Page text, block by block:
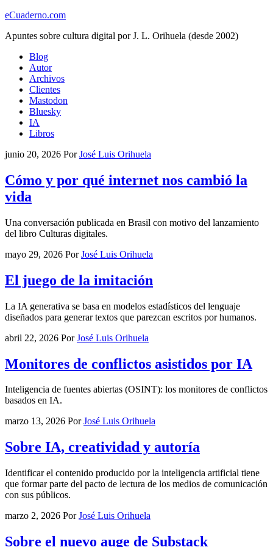
eCuaderno.com
Apuntes sobre cultura digital por J. L. Orihuela (desde 2002)
Blog
Autor
Archivos
Clientes
Mastodon
Bluesky
IA
Libros
junio 20, 2026 PorJosé Luis Orihuela
Cómo y por qué internet nos cambió la
vida
Una conversación publicada en Brasil con motivo del lanzamiento
del libro Culturas digitales.
mayo 29, 2026 PorJosé Luis Orihuela
El juego de la imitación
La IA generativa se basa en modelos estadísticos del lenguaje
diseñados para generar textos que parezcan escritos por humanos.
abril 22, 2026 PorJosé Luis Orihuela
Monitores de conflictos asistidos por IA
Inteligencia de fuentes abiertas (OSINT): los monitores de conflictos
basados en IA.
marzo 13, 2026 PorJosé Luis Orihuela
Sobre IA, creatividad y autoría
Identificar el contenido producido por la inteligencia artificial tiene
que formar parte del pacto de lectura de los medios de comunicación
con sus públicos.
marzo 2, 2026 PorJosé Luis Orihuela
Sobre el nuevo auge de Substack